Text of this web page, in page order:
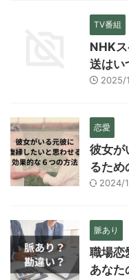
TV番組
NHK
送はい
2025/
恋愛
彼女が
るため
2024/
脈あり
職場恋
あなた